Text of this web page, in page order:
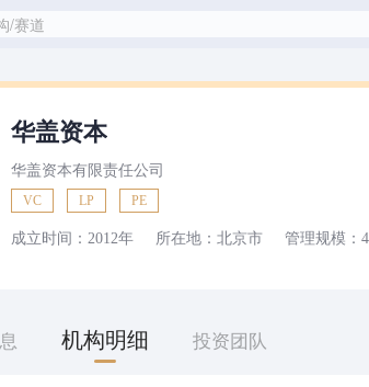
/赛道
华盖资本
华盖资本有限责任公司
VC LP PE
成立时间： 2012年 所在地： 北京市 管理规模：
机构明细 投资团队